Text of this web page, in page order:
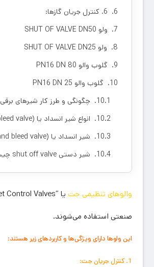
6. کنترل جریان گازها:
ولو SHUT OF VALVE DN50
ولو SHUT OF VALVE DN25
گلوب والو PN16 DN 80
گلوب والو PN16 DN 25
چگونگی و طرز کار شیرهای برقی solenoid valves
انواع شیر انسداد یا (block and bleed valve)
شیر انسداد یا (block and bleed valve) چیست ؟
شیر دستی shut off valve چیست ؟
والوهای تنظیمی جت
صنعتی استفاده می‌شوند.
این ولوها دارای ویژگی‌ها و کاربردهای زیر هستند:
1. کنترل جریان جت: